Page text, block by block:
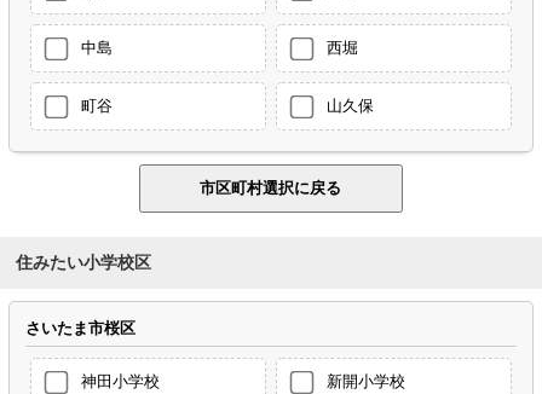
中島 西堀
町谷 山久保
住みたい小学校区
さいたま市桜区
神田小学校 新開小学校